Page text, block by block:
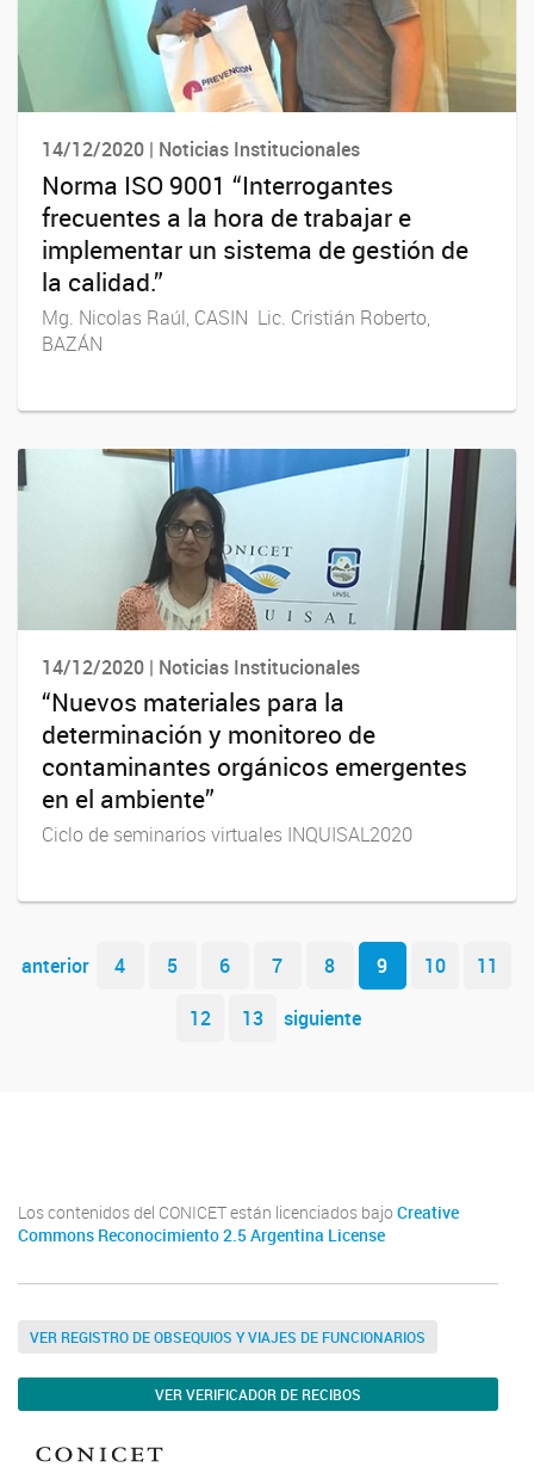
14/12/2020 | Noticias Institucionales
Norma ISO 9001 “Interrogantes
frecuentes a la hora de trabajar e
implementar un sistema de gestión de
la calidad.”
Mg. Nicolas Raúl, CASIN Lic. Cristián Roberto,
BAZÁN
14/12/2020 | Noticias Institucionales
“Nuevos materiales para la
determinación y monitoreo de
contaminantes orgánicos emergentes
en el ambiente”
Ciclo de seminarios virtuales INQUISAL2020
Navegador de artículos
anterior 4 5 6 7 8 9 10
11
12
13 siguiente
Los contenidos del CONICET están licenciados bajo Creative
Commons Reconocimiento 2.5 Argentina License
VER REGISTRO DE OBSEQUIOS Y VIAJES DE FUNCIONARIOS
VER VERIFICADOR DE RECIBOS